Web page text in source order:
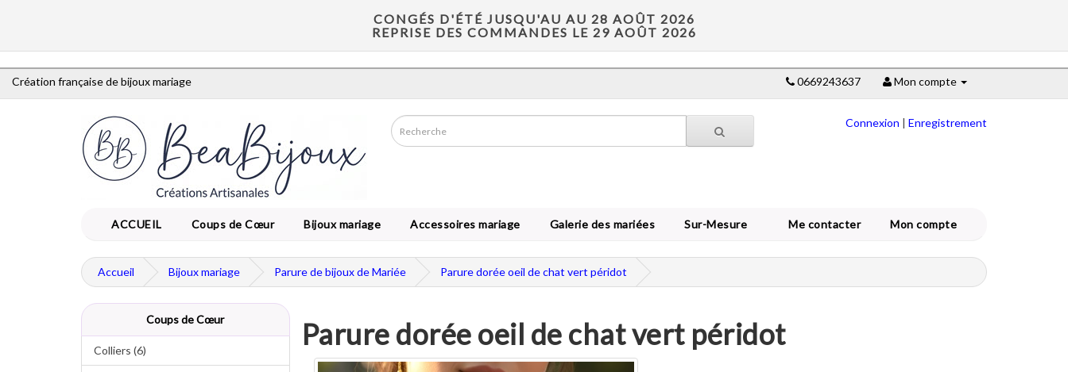
CONGÉS D'ÉTÉ JUSQU'AU AU 28 AOÛT 2026
REPRISE DES COMMANDES LE 29 AOÛT 2026
Création française de bijoux mariage 0669243637 Mon compte
Connexion | Enregistrement
ACCUEIL Coups de Cœur Bijoux mariage Accessoires mariage Galerie des mariées Sur-Mesure Me contacter Mon compte
Accueil Bijoux mariage Parure de bijoux de Mariée Parure dorée oeil de chat vert péridot
Coups de Cœur
Colliers (6) Parure dorée oeil de chat vert péridot